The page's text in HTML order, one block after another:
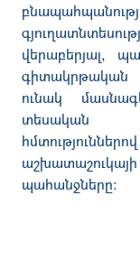
վերաբերյալ,
գիտակրթական
ունակ
տեսական
պահանջները: